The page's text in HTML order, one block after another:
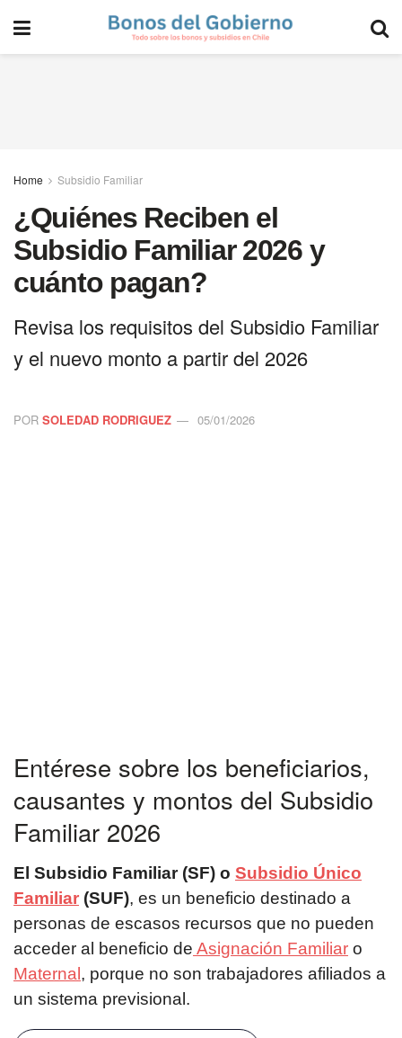
Home Subsidio Familiar
¿Quiénes Reciben el
Subsidio Familiar 2026 y
cuánto pagan?
Revisa los requisitos del Subsidio Familiar
y el nuevo monto a partir del 2026
POR SOLEDAD RODRIGUEZ 05/01/2026
Entérese sobre los beneficiarios,
causantes y montos del Subsidio
Familiar 2026
El Subsidio Familiar (SF) o Subsidio Único
Familiar (SUF), es un beneficio destinado a
personas de escasos recursos que no pueden
acceder al beneficio de Asignación Familiar o
Maternal, porque no son trabajadores afiliados a
un sistema previsional.